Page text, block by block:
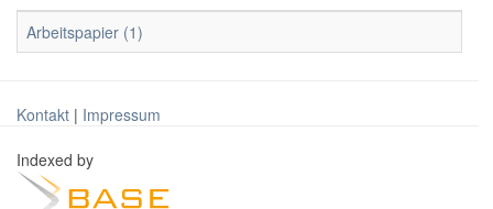
Arbeitspapier (1)
Kontakt | Impressum
Indexed by